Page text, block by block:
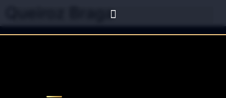
Queiroz Braga